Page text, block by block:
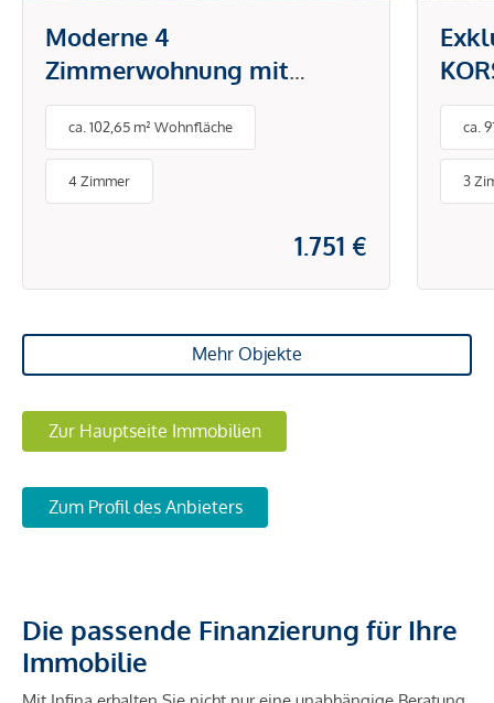
Moderne 4
Zimmerwohnung mit
großzügiger Freifläche!
ca. 102,65 m² Wohnfläche
4 Zimmer
1.751 €
ca.
3
Mehr Objekte
Zur Hauptseite Immobilien
Zum Profil des Anbieters
Die passende Finanzierung für Ihre
Immobilie